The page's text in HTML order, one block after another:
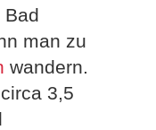
Bad
man zu
wandern.
3,5